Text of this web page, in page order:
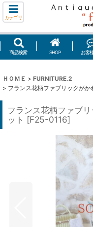
カテゴリ
商品検索 SHOP お客
ＨＯＭＥ > FURNITURE.2
> フランス花柄ファブリックがか
フランス花柄ファブ
ット [F25-0116]